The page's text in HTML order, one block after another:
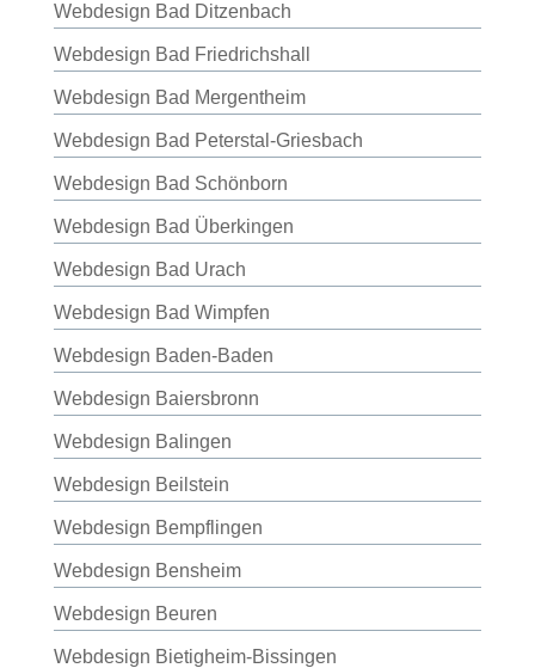
Webdesign Bad Ditzenbach
Webdesign Bad Friedrichshall
Webdesign Bad Mergentheim
Webdesign Bad Peterstal-Griesbach
Webdesign Bad Schönborn
Webdesign Bad Überkingen
Webdesign Bad Urach
Webdesign Bad Wimpfen
Webdesign Baden-Baden
Webdesign Baiersbronn
Webdesign Balingen
Webdesign Beilstein
Webdesign Bempflingen
Webdesign Bensheim
Webdesign Beuren
Webdesign Bietigheim-Bissingen